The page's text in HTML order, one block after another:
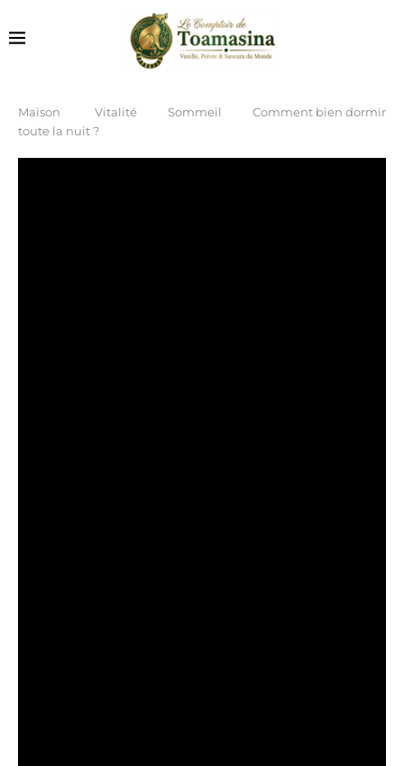
Maison Vitalité Sommeil
Comment bien dormir
toute la nuit ?